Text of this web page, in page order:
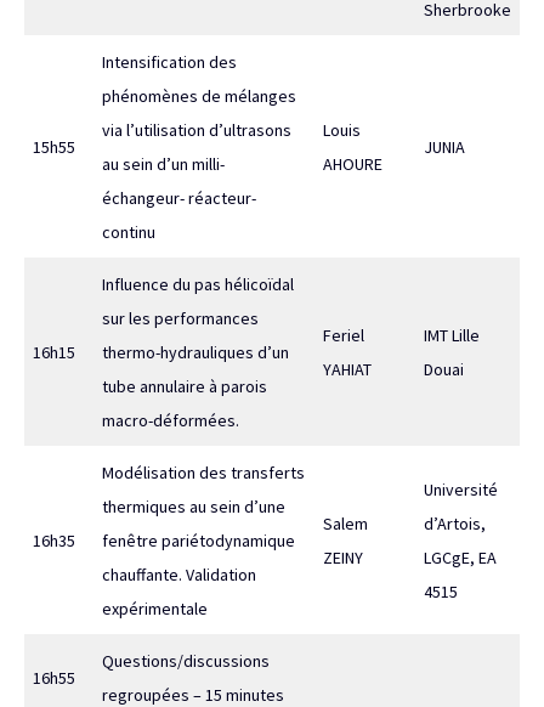
Sherbrooke
15h55
Intensification des
phénomènes de mélanges
via l’utilisation d’ultrasons
au sein d’un milli-
échangeur- réacteur-
continu
Louis
AHOURE
JUNIA
16h15
Influence du pas hélicoïdal
sur les performances
thermo-hydrauliques d’un
tube annulaire à parois
macro-déformées.
Feriel
YAHIAT
IMT Lille
Douai
16h35
Modélisation des transferts
thermiques au sein d’une
fenêtre pariétodynamique
chauffante. Validation
expérimentale
Salem
ZEINY
Université
d’Artois,
LGCgE, EA
4515
16h55
Questions/discussions
regroupées – 15 minutes